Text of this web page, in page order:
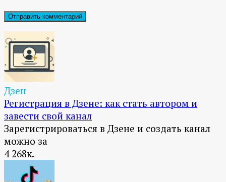
Дзен
Регистрация в Дзене: как стать автором и
завести свой канал
Зарегистрироваться в Дзене и создать канал
можно за
4 268к.